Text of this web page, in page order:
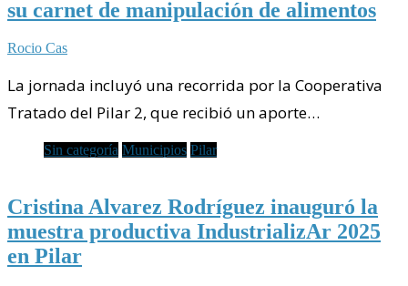
su carnet de manipulación de alimentos
Rocio Cas
La jornada incluyó una recorrida por la Cooperativa
Tratado del Pilar 2, que recibió un aporte…
Sin categoría Municipios Pilar
Cristina Alvarez Rodríguez inauguró la
muestra productiva IndustrializAr 2025
en Pilar